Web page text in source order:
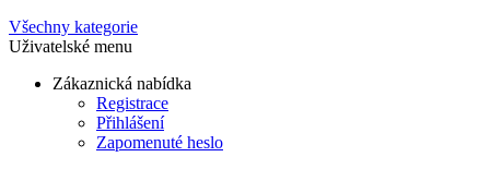
Všechny kategorie
Uživatelské menu
Zákaznická nabídka
Registrace
Přihlášení
Zapomenuté heslo